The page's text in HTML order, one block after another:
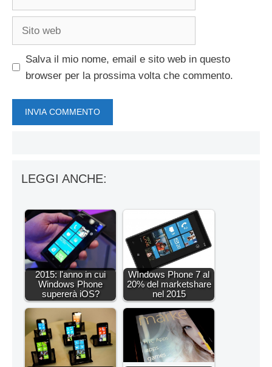
Salva il mio nome, email e sito web in questo
browser per la prossima volta che commento.
LEGGI ANCHE:
2015: l'anno in cui
Windows Phone
supererà iOS?
WIndows Phone 7 al
20% del marketshare
nel 2015